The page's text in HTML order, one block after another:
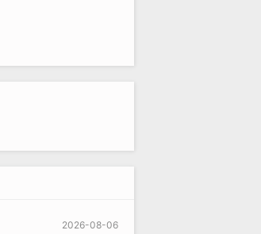
2026-08-06